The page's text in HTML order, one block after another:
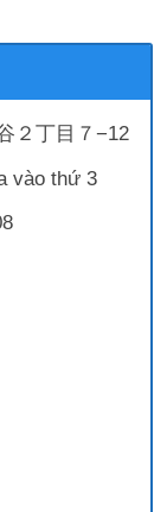
２丁目７−12
vào thứ 3